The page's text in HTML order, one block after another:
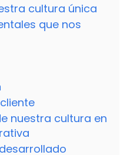
cultura única
que nos
nuestra cultura en